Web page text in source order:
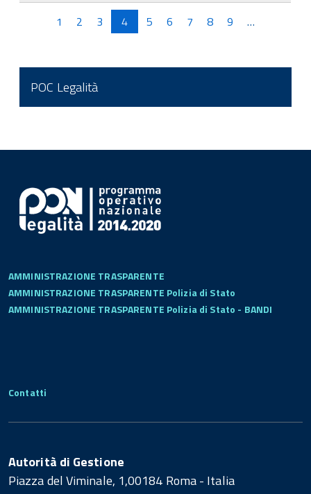
1 2 3 4 5 6 7 8 9 …
POC Legalità
AMMINISTRAZIONE TRASPARENTE
AMMINISTRAZIONE TRASPARENTE Polizia di Stato
AMMINISTRAZIONE TRASPARENTE Polizia di Stato - BANDI
Contatti
Autorità di Gestione
Piazza del Viminale, 1,00184 Roma - Italia